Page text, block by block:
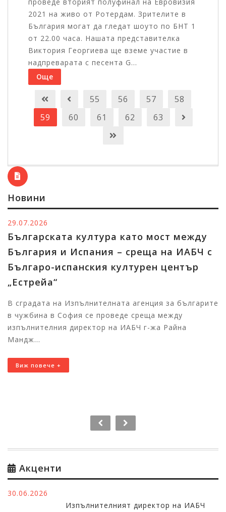
2021 на живо от Ротердам. Зрителите в
България могат да гледат шоуто по БНТ 1
от 22.00 часа. Нашата представителка
Виктория Георгиева ще вземе участие в
надпреварата с песента G...
Още
55 56 57
58
59
60 61 62 63
Новини
29.07.2026
Българската култура като мост между
България и Испания – среща на ИАБЧ с
Българо-испанския културен център
„Естрейа“
В сградата на Изпълнителната агенция за българите
в чужбина в София се проведе среща между
изпълнителния директор на ИАБЧ г-жа Райна
Мандж...
Виж повече +
Акценти
30.06.2026
Изпълнителният директор на ИАБЧ